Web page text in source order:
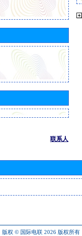
联系人
版权 © 国际电联 2026 版权所有